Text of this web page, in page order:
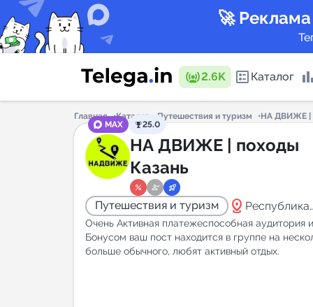
🚀
2.6K Каталог
Каталог
Горящие
Главная Каталог Путешествия и туризм
НА ДВИЖЕ |
MAX
25.0
НА ДВИЖЕ | походы
Казань
Путешествия и туризм distance Республика
Татарстан
Очень Активная платежеспособная аудитория
Бонусом ваш пост находится в группе на
больше обычного, любят активный отдых.